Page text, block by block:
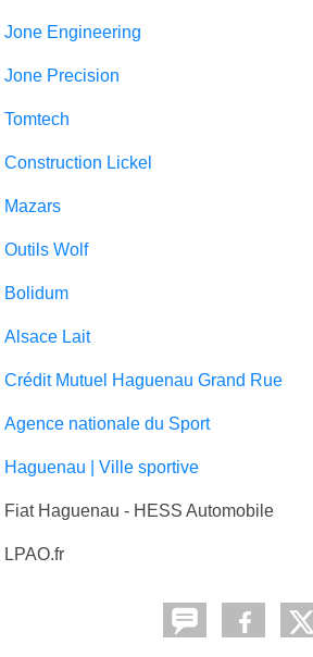
Jone Engineering
Jone Precision
Tomtech
Construction Lickel
Mazars
Outils Wolf
Bolidum
Alsace Lait
Crédit Mutuel Haguenau Grand Rue
Agence nationale du Sport
Haguenau | Ville sportive
Fiat Haguenau - HESS Automobile
LPAO.fr